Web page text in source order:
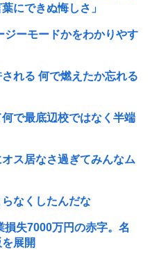
にできぬ悔しさ」
ジーモードかをわかりやす
れる 何で燃えたか忘れる
で最底辺校ではなく半端
ス居なさ過ぎてみんなム
なくしたんだな
失7000万円の赤字。名
展開